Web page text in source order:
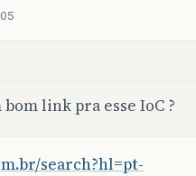
link pra esse IoC ?
search?hl=pt-